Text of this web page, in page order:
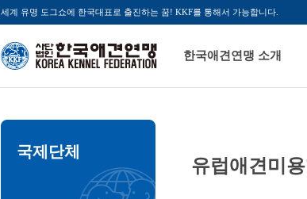
세계 유명 도그쇼에 한국대표로 출진하는 꿈! KKF를 통해서 가능합니다.
한국애견연맹 소개
국제단체
유럽애견미